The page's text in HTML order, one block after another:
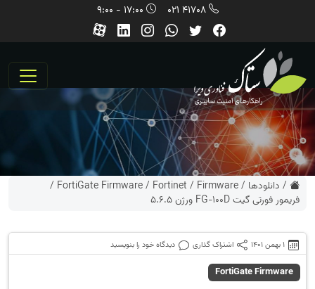
41708 021
/ دانلودها /
Firmware
/
Fortinet
/
FortiGate Firmware
/
فریمور فورتی گیت FG-100D ورژن 5.6.5
1 بهمن 1401 اشتراک گذاری دیدگاه خود را بنویسید
FortiGate Firmware